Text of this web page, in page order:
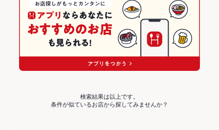
検索結果は以上です。
条件が似ているお店から探してみませんか？